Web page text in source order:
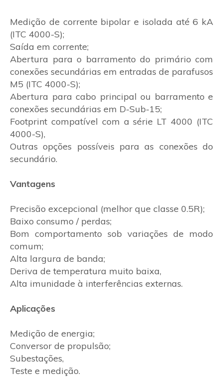
Medição de corrente bipolar e isolada até 6 kA
(ITC 4000-S);
Saída em corrente;
Abertura para o barramento do primário com
conexões secundárias em entradas de parafusos
M5 (ITC 4000-S);
Abertura para cabo principal ou barramento e
conexões secundárias em D-Sub-15;
Footprint compatível com a série LT 4000 (ITC
4000-S),
Outras opções possíveis para as conexões do
secundário.
Vantagens
Precisão excepcional (melhor que classe 0.5R);
Baixo consumo / perdas;
Bom comportamento sob variações de modo
comum;
Alta largura de banda;
Deriva de temperatura muito baixa,
Alta imunidade à interferências externas.
Aplicações
Medição de energia;
Conversor de propulsão;
Subestações,
Teste e medição.